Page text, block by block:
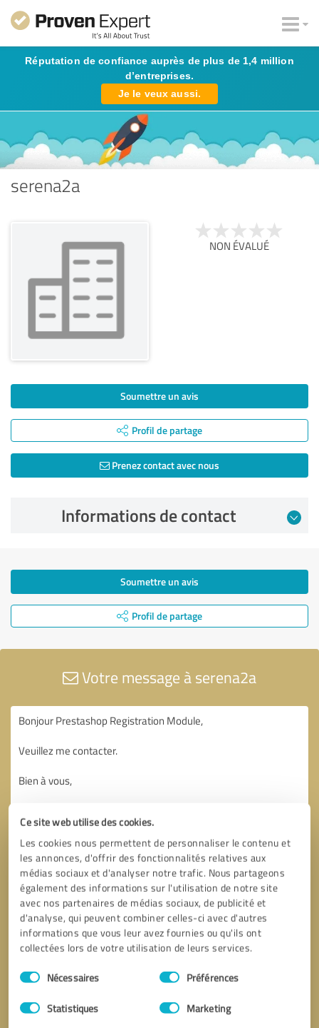
Ce site web utilise des cookies.
Les cookies nous permettent de personnaliser le contenu et
les annonces, d'offrir des fonctionnalités relatives aux
médias sociaux et d'analyser notre trafic. Nous partageons
également des informations sur l'utilisation de notre site
avec nos partenaires de médias sociaux, de publicité et
d'analyse, qui peuvent combiner celles-ci avec d'autres
informations que vous leur avez fournies ou qu'ils ont
collectées lors de votre utilisation de leurs services.
Sélection
du
Nécessaires Préférences
Statistiques Marketing
Réputation de confiance auprès de plus de 1,4 million
d’entreprises.
Je le veux aussi.
serena2a
NON ÉVALUÉ
Soumettre un avis
Profil de partage
Prenez contact avec nous
Informations de contact
Soumettre un avis
Profil de partage
Votre message à serena2a